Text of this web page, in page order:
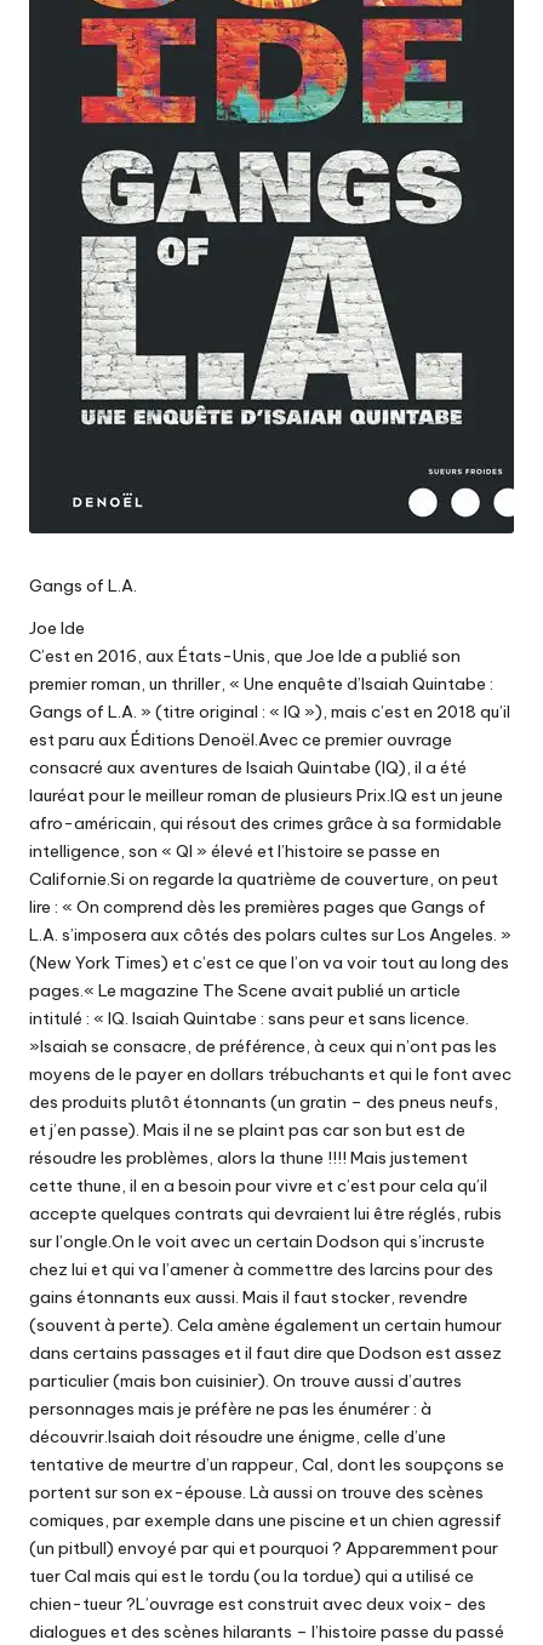
Gangs of L.A.
Joe Ide
C’est en 2016, aux États-Unis, que Joe Ide a publié son
premier roman, un thriller, « Une enquête d’Isaiah Quintabe :
Gangs of L.A. » (titre original : « IQ »), mais c’est en 2018 qu’il
est paru aux Éditions Denoël.Avec ce premier ouvrage
consacré aux aventures de Isaiah Quintabe (IQ), il a été
lauréat pour le meilleur roman de plusieurs Prix.IQ est un jeune
afro-américain, qui résout des crimes grâce à sa formidable
intelligence, son « QI » élevé et l’histoire se passe en
Californie.Si on regarde la quatrième de couverture, on peut
lire : « On comprend dès les premières pages que Gangs of
L.A. s’imposera aux côtés des polars cultes sur Los Angeles. »
(New York Times) et c’est ce que l’on va voir tout au long des
pages.« Le magazine The Scene avait publié un article
intitulé : « IQ. Isaiah Quintabe : sans peur et sans licence.
»Isaiah se consacre, de préférence, à ceux qui n’ont pas les
moyens de le payer en dollars trébuchants et qui le font avec
des produits plutôt étonnants (un gratin – des pneus neufs,
et j’en passe). Mais il ne se plaint pas car son but est de
résoudre les problèmes, alors la thune !!!! Mais justement
cette thune, il en a besoin pour vivre et c’est pour cela qu’il
accepte quelques contrats qui devraient lui être réglés, rubis
sur l’ongle.On le voit avec un certain Dodson qui s’incruste
chez lui et qui va l’amener à commettre des larcins pour des
gains étonnants eux aussi. Mais il faut stocker, revendre
(souvent à perte). Cela amène également un certain humour
dans certains passages et il faut dire que Dodson est assez
particulier (mais bon cuisinier). On trouve aussi d’autres
personnages mais je préfère ne pas les énumérer : à
découvrir.Isaiah doit résoudre une énigme, celle d’une
tentative de meurtre d’un rappeur, Cal, dont les soupçons se
portent sur son ex-épouse. Là aussi on trouve des scènes
comiques, par exemple dans une piscine et un chien agressif
(un pitbull) envoyé par qui et pourquoi ? Apparemment pour
tuer Cal mais qui est le tordu (ou la tordue) qui a utilisé ce
chien-tueur ?L’ouvrage est construit avec deux voix- des
dialogues et des scènes hilarants – l’histoire passe du passé